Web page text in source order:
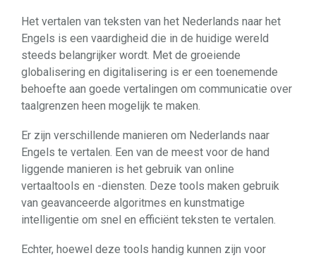
Het vertalen van teksten van het Nederlands naar het
Engels is een vaardigheid die in de huidige wereld
steeds belangrijker wordt. Met de groeiende
globalisering en digitalisering is er een toenemende
behoefte aan goede vertalingen om communicatie over
taalgrenzen heen mogelijk te maken.
Er zijn verschillende manieren om Nederlands naar
Engels te vertalen. Een van de meest voor de hand
liggende manieren is het gebruik van online
vertaaltools en -diensten. Deze tools maken gebruik
van geavanceerde algoritmes en kunstmatige
intelligentie om snel en efficiënt teksten te vertalen.
Echter, hoewel deze tools handig kunnen zijn voor